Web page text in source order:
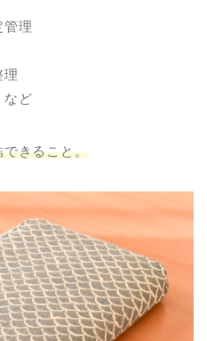
管理
理
など
きること。